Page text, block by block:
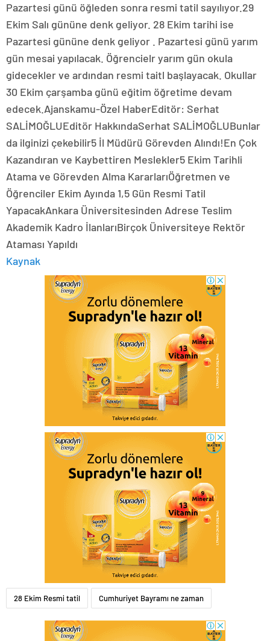
Pazartesi günü öğleden sonra resmi tatil sayılıyor.29
Ekim Salı gününe denk geliyor. 28 Ekim tarihi ise
Pazartesi gününe denk geliyor . Pazartesi günü yarım
gün mesai yapılacak. Öğrencielr yarım gün okula
gidecekler ve ardından resmi taitl başlayacak. Okullar
30 Ekim çarşamba günü eğitim öğretime devam
edecek.Ajanskamu-Özel HaberEditör: Serhat
SALİMOĞLUEditör HakkındaSerhat SALİMOĞLUBunlar
da ilginizi çekebilir5 İl Müdürü Görevden Alındı!En Çok
Kazandıran ve Kaybettiren Meslekler5 Ekim Tarihli
Atama ve Görevden Alma KararlarıÖğretmen ve
Öğrenciler Ekim Ayında 1,5 Gün Resmi Tatil
YapacakAnkara Üniversitesinden Adrese Teslim
Akademik Kadro İlanlarıBirçok Üniversiteye Rektör
Ataması Yapıldı
Kaynak
28 Ekim Resmi tatil Cumhuriyet Bayramı ne zaman